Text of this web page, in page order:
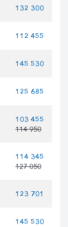
132 300
112 455
145 530
125 685
103 455
114 950
114 345
127 050
123 701
145 530